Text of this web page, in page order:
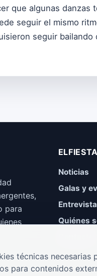
que algunas danzas
seguir el mismo
seguir
para
ELFIESTA
Noticias
Galas y
Quiénes
técnicas
para contenidos